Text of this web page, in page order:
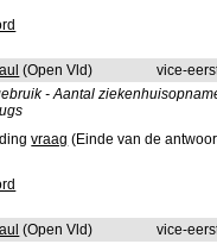
(Open Vld)
vice-
- Aantal
vraag (Einde van de
(Open Vld) vice-